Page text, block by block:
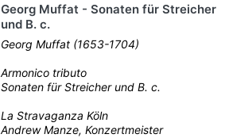
Georg Muffat - Sonaten für Streicher
und B. c.
Georg Muffat (1653-1704)
Armonico tributo
Sonaten für Streicher und B. c.
La Stravaganza Köln
Andrew Manze, Konzertmeister